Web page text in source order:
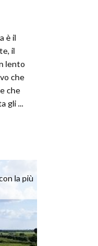
è il
il
lento
che
che
gli ...
la più